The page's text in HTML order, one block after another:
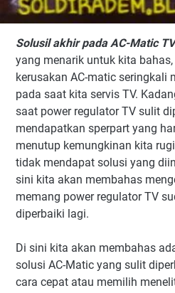
Solusil akhir pada AC-Matic
yang menarik untuk kita
kerusakan AC-matic seringkali
pada saat kita servis TV.
saat power regulator TV sulit
mendapatkan sperpart yang
menutup kemungkinan kita
tidak mendapat solusi yang
sini kita akan membahas
memang power regulator TV
diperbaiki lagi.
Di sini kita akan membahas
solusi AC-Matic yang sulit
cara cepat atau memilih